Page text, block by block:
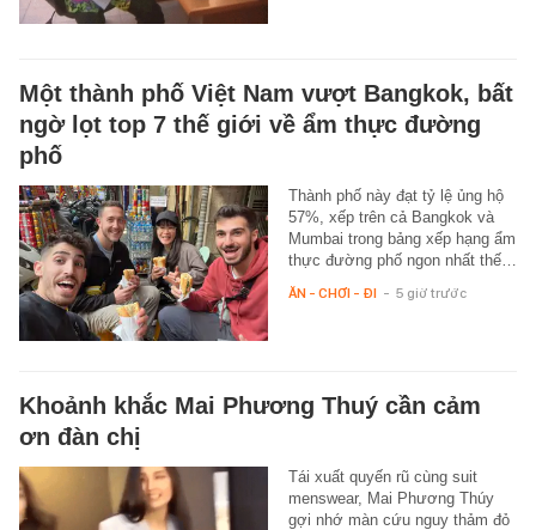
Một thành phố Việt Nam vượt Bangkok, bất
ngờ lọt top 7 thế giới về ẩm thực đường
phố
Thành phố này đạt tỷ lệ ủng hộ
57%, xếp trên cả Bangkok và
Mumbai trong bảng xếp hạng ẩm
thực đường phố ngon nhất thế…
ĂN - CHƠI - ĐI - 5 giờ trước
Khoảnh khắc Mai Phương Thuý cần cảm
ơn đàn chị
Tái xuất quyến rũ cùng suit
menswear, Mai Phương Thúy
gợi nhớ màn cứu nguy thảm đỏ